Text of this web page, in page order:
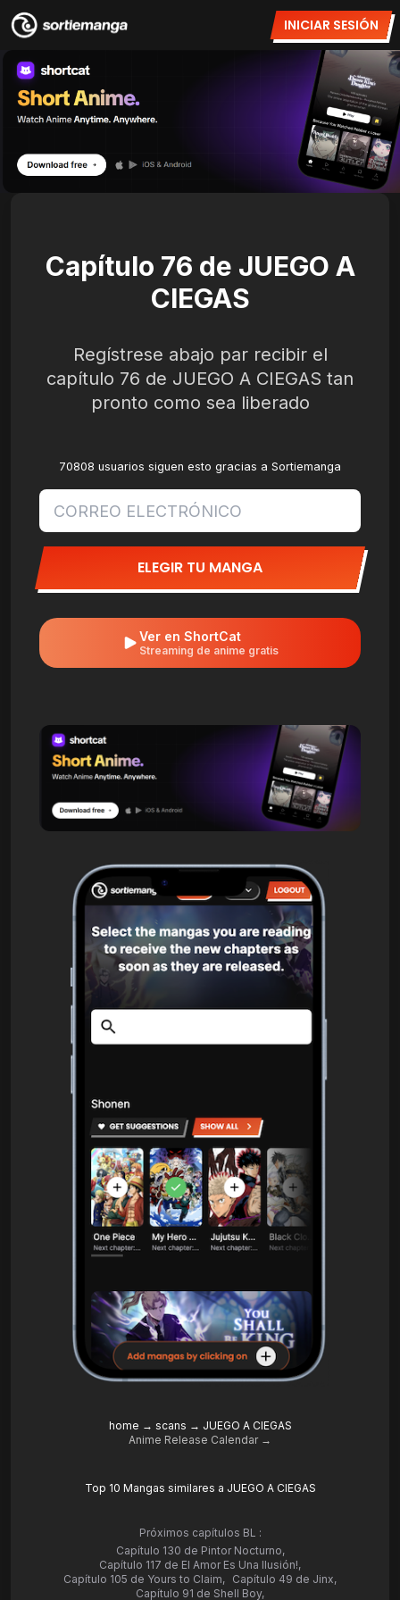
INICIAR SESIÓN
Capítulo 76 de JUEGO A
CIEGAS
Regístrese abajo par recibir el
capítulo 76 de JUEGO A CIEGAS tan
pronto como sea liberado
70808 usuarios siguen esto gracias a Sortiemanga
ELEGIR TU MANGA
Ver en ShortCat
Streaming de anime gratis
home → scans → JUEGO A CIEGAS
Anime Release Calendar →
Top 10 Mangas similares a JUEGO A CIEGAS
Próximos capítulos BL :
Capítulo 130 de Pintor Nocturno,
Capítulo 117 de El Amor Es Una Ilusión!,
Capítulo 105 de Yours to Claim, Capítulo 49 de Jinx,
Capítulo 91 de Shell Boy,